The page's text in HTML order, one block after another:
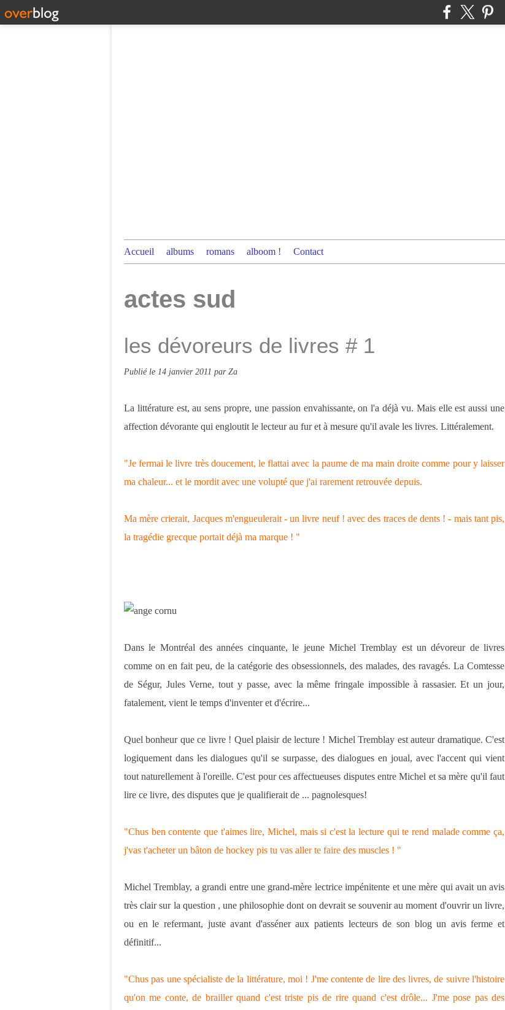
Accueil albums romans alboom ! Contact
actes sud
les dévoreurs de livres # 1
Publié le 14 janvier 2011 par Za
La littérature est, au sens propre, une passion envahissante, on l'a déjà vu. Mais elle est aussi une
affection dévorante qui engloutit le lecteur au fur et à mesure qu'il avale les livres. Littéralement.
"Je fermai le livre très doucement, le flattai avec la paume de ma main droite comme pour y laisser
ma chaleur... et le mordit avec une volupté que j'ai rarement retrouvée depuis.
Ma mère crierait, Jacques m'engueulerait - un livre neuf ! avec des traces de dents ! - mais tant pis,
la tragédie grecque portait déjà ma marque ! "
Dans le Montréal des années cinquante, le jeune Michel Tremblay est un dévoreur de livres
comme on en fait peu, de la catégorie des obsessionnels, des malades, des ravagés. La Comtesse
de Ségur, Jules Verne, tout y passe, avec la même fringale impossible à rassasier. Et un jour,
fatalement, vient le temps d'inventer et d'écrire...
Quel bonheur que ce livre ! Quel plaisir de lecture ! Michel Tremblay est auteur dramatique. C'est
logiquement dans les dialogues qu'il se surpasse, des dialogues en joual, avec l'accent qui vient
tout naturellement à l'oreille. C'est pour ces affectueuses disputes entre Michel et sa mère qu'il faut
lire ce livre, des disputes que je qualifierait de ... pagnolesques!
"Chus ben contente que t'aimes lire, Michel, mais si c'est la lecture qui te rend malade comme ça,
j'vas t'acheter un bâton de hockey pis tu vas aller te faire des muscles ! "
Michel Tremblay, a grandi entre une grand-mère lectrice impénitente et une mère qui avait un avis
très clair sur la question , une philosophie dont on devrait se souvenir au moment d'ouvrir un livre,
ou en le refermant, juste avant d'asséner aux patients lecteurs de son blog un avis ferme et
définitif...
"Chus pas une spécialiste de la littérature, moi ! J'me contente de lire des livres, de suivre l'histoire
qu'on me conte, de brailler quand c'est triste pis de rire quand c'est drôle... J'me pose pas des